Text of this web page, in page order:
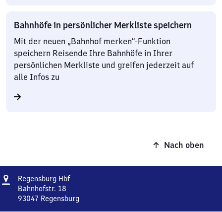
Bahnhöfe in persönlicher Merkliste speichern
Mit der neuen „Bahnhof merken“-Funktion
speichern Reisende Ihre Bahnhöfe in Ihrer
persönlichen Merkliste und greifen jederzeit auf
alle Infos zu
Nach oben
Adresse
Regensburg HbfRegensburg
Bahnhofstr. 18
93047 Regensburg